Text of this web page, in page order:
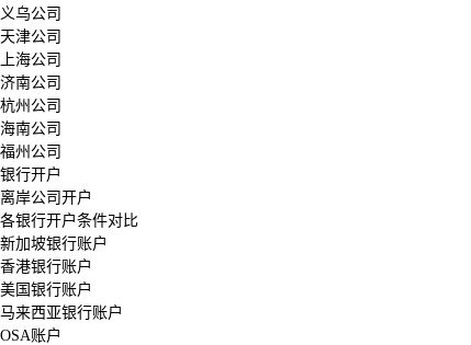
义乌公司
天津公司
上海公司
济南公司
杭州公司
海南公司
福州公司
银行开户
离岸公司开户
各银行开户条件对比
新加坡银行账户
香港银行账户
美国银行账户
马来西亚银行账户
OSA账户